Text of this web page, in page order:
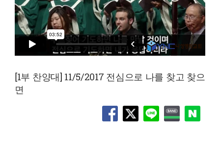
[1부 찬양대] 11/5/2017 전심으로 나를 찾고 찾으
면